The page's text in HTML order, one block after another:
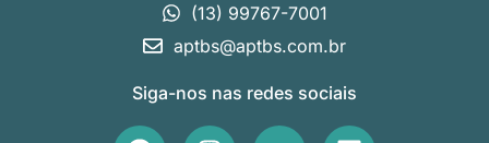
(13) 99767-7001
aptbs@aptbs.com.br
Siga-nos nas redes sociais
F I Y L